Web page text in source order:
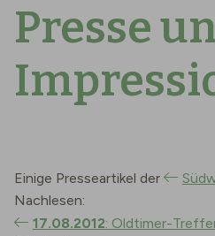
Presse
Einige Presseartikel der
Nachlesen:
17.08.2012: Oldtimer-